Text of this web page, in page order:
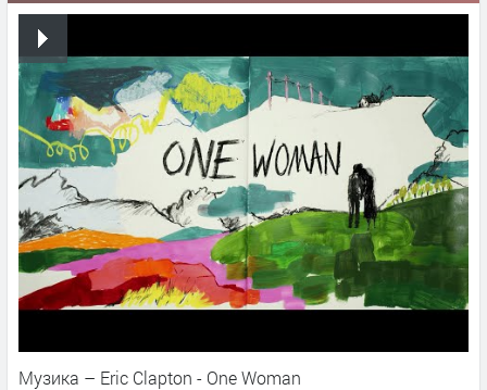
Музика – Eric Clapton - One Woman